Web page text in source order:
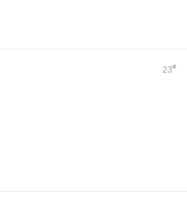
23#